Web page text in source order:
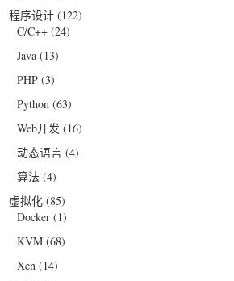
程序设计 (122)
C/C++ (24)
Java (13)
PHP (3)
Python (63)
Web开发 (16)
动态语言 (4)
算法 (4)
虚拟化 (85)
Docker (1)
KVM (68)
Xen (14)